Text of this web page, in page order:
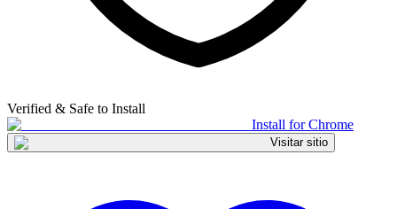
Verified & Safe to Install
Install for Chrome
Visitar sitio